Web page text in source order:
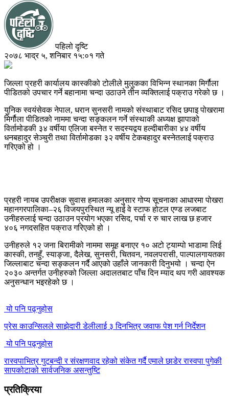
पहिलो दृष्टि
२०७८ भाद्र ५, शनिबार १५:०१ गते
जिल्ला प्रहरी कार्यालय कास्कीको टोलीले मुलुकका विभिन्न स्थानका मिर्गौला
पीडितको उपचार गर्ने बहानामा चन्दा उठाउने तीन व्यक्तिलाई पक्राउ गरेको छ ।
युनिक स्वयंसेवक नेपाल, धरान सुनसरी नामको संस्थाबाट रसिद छपाइ पोखरामा
मिर्गौला पीडितको नाममा चन्दा सङ्कलन गर्ने संस्थाकी अध्यक्ष झापाको
विर्तामोडकी ३४ वर्षीया एलिजा बस्नेत र सदस्यद्वय हल्दीबारीका ४४ वर्षीय
धनबहादुर सेञ्चुरी तथा विर्तामोडका ३२ वर्षीय टेकबहादुर बस्नेतलाई पक्राउ
गरिएको हो ।
प्रहरी नायब उपरीक्षक सुवास हमालका अनुसार गोप्य सूचनाका आधारमा पोखरा
महानगरपालिका–२६ विजयपुरस्थित न्यू हाई वे स्टाफ होटल एण्ड लजबाट
उनीहरुलाई चन्दा उठाउन प्रयोग भएका रसिद, पर्चा र रु चार लाख छ हजार
४०६ नगदसहित पक्राउ गरिएको हो ।
उनीहरुले १२ जना बिरामीको नाममा समूह बनाएर १० अटो ट्याम्पो भाडामा लिई
कास्की, तनहुँ, स्याङ्जा, दैलेख, सुनसरी, चितवन, नवलपरासी, पाल्पालगायतका
जिल्लाबाट चन्दा सङ्कलन गर्दै आएको उहाँले जानकारी दिनुभयो । चन्दा ऐन
२०३० अन्तर्गत उनीहरुको जिल्ला अदालतबाट पाँच दिन म्याद थप गरी आवश्यक
अनुसन्धान भइरहेको छ ।
यो पनि पढ्नुहोस
प्रेस काउन्सिलले साझेदारी डेलीलाई ३ दिनभित्र जवाफ पेश गर्न निर्देशन
यो पनि पढ्नुहोस
रास्वपाभित्र गुटबन्दी र संरक्षणवाद रहेको संकेत गर्दै एमाले छाडेर रास्वपा पुगेकी
सापकोटाको सार्वजनिक असन्तुष्टि
प्रतिक्रिया